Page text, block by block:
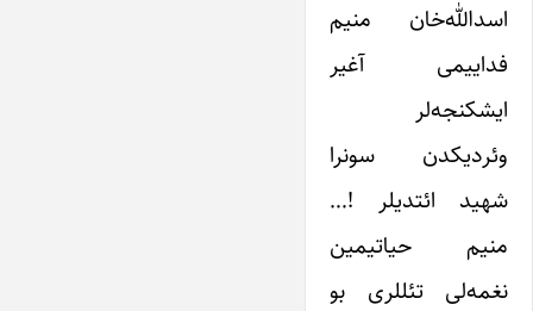
اسدالله‌خان منیم
فداییمی آغیر
ایشکنجه‌لر
وئردیکدن سونرا
شهید ائتدیلر !…
منیم حیاتیمین
نغمه‌لی تئللری بو